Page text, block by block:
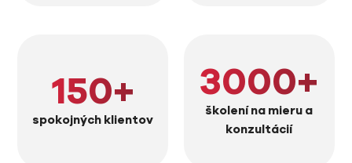
150+
spokojných klientov
3000+
školení na mieru a
konzultácií